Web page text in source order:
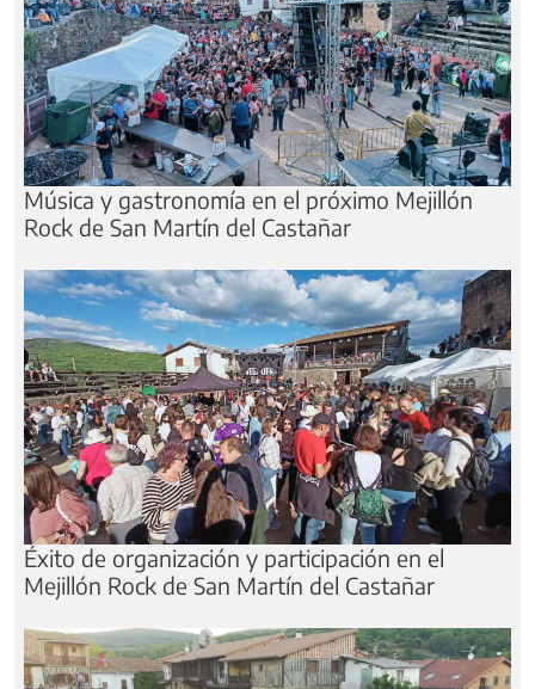
Música y gastronomía en el próximo Mejillón
Rock de San Martín del Castañar
Éxito de organización y participación en el
Mejillón Rock de San Martín del Castañar